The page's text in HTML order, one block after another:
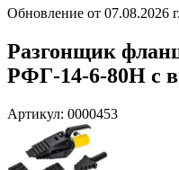
Обновление от 07.08.2026 г.
Разгонщик
РФГ-14-6-80Н с
Артикул: 0000453